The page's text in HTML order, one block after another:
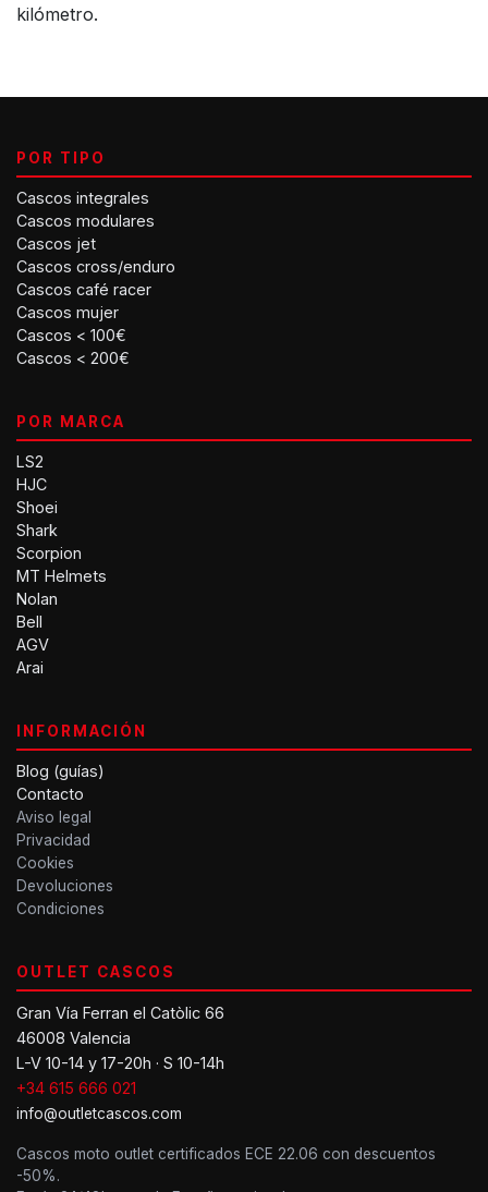
kilómetro.
POR TIPO
Cascos integrales
Cascos modulares
Cascos jet
Cascos cross/enduro
Cascos café racer
Cascos mujer
Cascos < 100€
Cascos < 200€
POR MARCA
LS2
HJC
Shoei
Shark
Scorpion
MT Helmets
Nolan
Bell
AGV
Arai
INFORMACIÓN
Blog (guías)
Contacto
Aviso legal
Privacidad
Cookies
Devoluciones
Condiciones
OUTLET CASCOS
Gran Vía Ferran el Catòlic 66
46008 Valencia
L-V 10-14 y 17-20h · S 10-14h
+34 615 666 021
info@outletcascos.com
Cascos moto outlet certificados ECE 22.06 con descuentos
-50%.